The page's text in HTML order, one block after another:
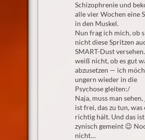
Schizophrenie und
alle vier Wochen eine
in den Muskel.
Nun frag ich mich, ob
nicht diese Spritzen
SMART-Dust
weiß nicht, ob es gut
abzusetzen — ich
ungern wieder in die
Psychose gleiten:/
Naja, muss man
ist frei, das zu tun,
richtig hält. Und das
zynisch gemeint 😉
nicht…